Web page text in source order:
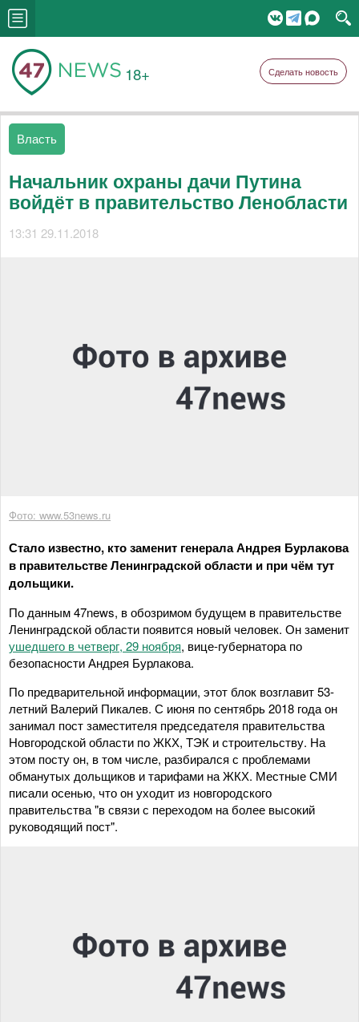
18+ Сделать новость
Власть
Начальник охраны дачи Путина
войдёт в правительство Ленобласти
13:31 29.11.2018
Фото: www.53news.ru
Стало известно, кто заменит генерала Андрея Бурлакова
в правительстве Ленинградской области и при чём тут
дольщики.
По данным 47news, в обозримом будущем в правительстве
Ленинградской области появится новый человек. Он заменит
ушедшего в четверг, 29 ноября, вице-губернатора по
безопасности Андрея Бурлакова.
По предварительной информации, этот блок возглавит 53-
летний Валерий Пикалев. С июня по сентябрь 2018 года он
занимал пост заместителя председателя правительства
Новгородской области по ЖКХ, ТЭК и строительству. На
этом посту он, в том числе, разбирался с проблемами
обманутых дольщиков и тарифами на ЖКХ. Местные СМИ
писали осенью, что он уходит из новгородского
правительства "в связи с переходом на более высокий
руководящий пост".